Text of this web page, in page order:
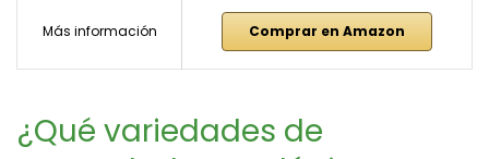
Más información Comprar en Amazon
¿Qué variedades de